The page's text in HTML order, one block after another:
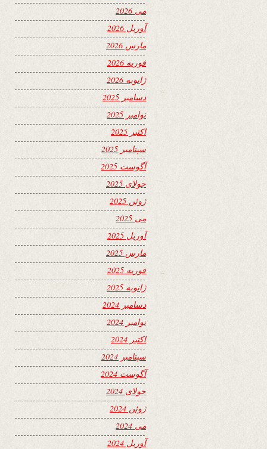
می 2026
آوریل 2026
مارس 2026
فوریه 2026
ژانویه 2026
دسامبر 2025
نوامبر 2025
اکتبر 2025
سپتامبر 2025
آگوست 2025
جولای 2025
ژوئن 2025
می 2025
آوریل 2025
مارس 2025
فوریه 2025
ژانویه 2025
دسامبر 2024
نوامبر 2024
اکتبر 2024
سپتامبر 2024
آگوست 2024
جولای 2024
ژوئن 2024
می 2024
آوریل 2024